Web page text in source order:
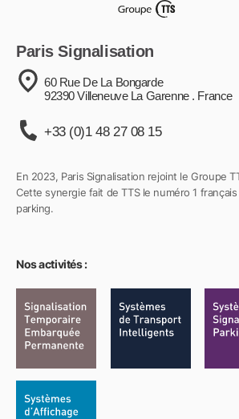
Paris Signalisation
60 Rue De La Bongarde
92390 Villeneuve La Garenne . France
+33 (0)1 48 27 08 15
En 2023, Paris Signalisation rejoint le Groupe
Cette synergie fait de TTS le numéro 1
parking.
Nos activités :